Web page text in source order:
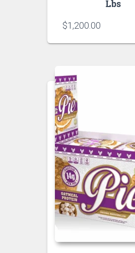
Lbs
$1,200.00